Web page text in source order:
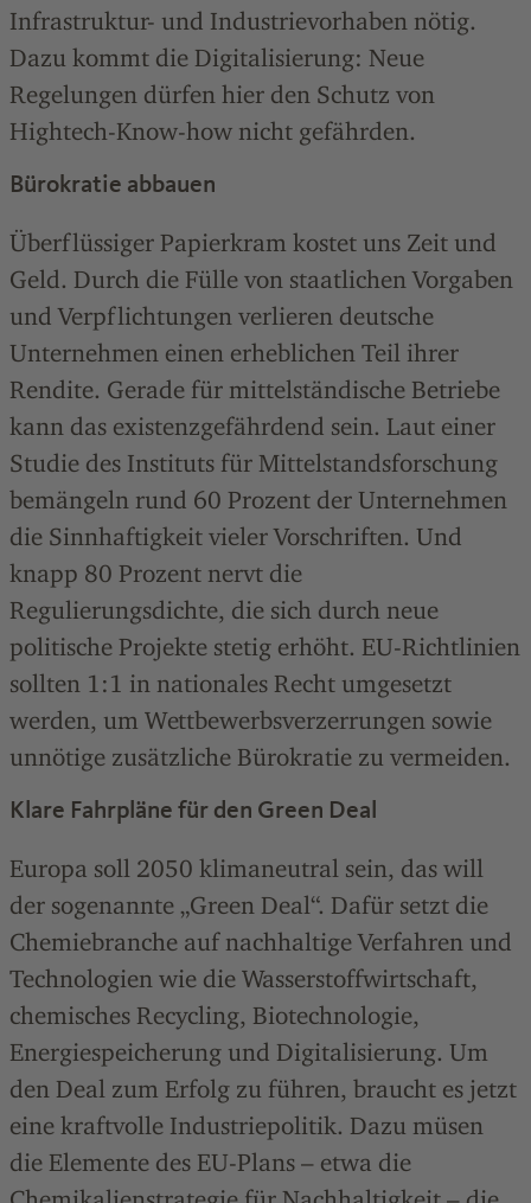
Infrastruktur- und Industrievorhaben nötig.
Dazu kommt die Digitalisierung: Neue
Regelungen dürfen hier den Schutz von
Hightech-Know-how nicht gefährden.
Bürokratie abbauen
Überflüssiger Papierkram kostet uns Zeit und
Geld. Durch die Fülle von staatlichen Vorgaben
und Verpflichtungen verlieren deutsche
Unternehmen einen erheblichen Teil ihrer
Rendite. Gerade für mittelständische Betriebe
kann das existenzgefährdend sein. Laut einer
Studie des Instituts für Mittelstandsforschung
bemängeln rund 60 Prozent der Unternehmen
die Sinnhaftigkeit vieler Vorschriften. Und
knapp 80 Prozent nervt die
Regulierungsdichte, die sich durch neue
politische Projekte stetig erhöht. EU-Richtlinien
sollten 1:1 in nationales Recht umgesetzt
werden, um Wettbewerbsverzerrungen sowie
unnötige zusätzliche Bürokratie zu vermeiden.
Klare Fahrpläne für den Green Deal
Europa soll 2050 klimaneutral sein, das will
der sogenannte „Green Deal“. Dafür setzt die
Chemiebranche auf nachhaltige Verfahren und
Technologien wie die Wasserstoffwirtschaft,
chemisches Recycling, Biotechnologie,
Energiespeicherung und Digitalisierung. Um
den Deal zum Erfolg zu führen, braucht es jetzt
eine kraftvolle Industriepolitik. Dazu müsen
die Elemente des EU-Plans – etwa die